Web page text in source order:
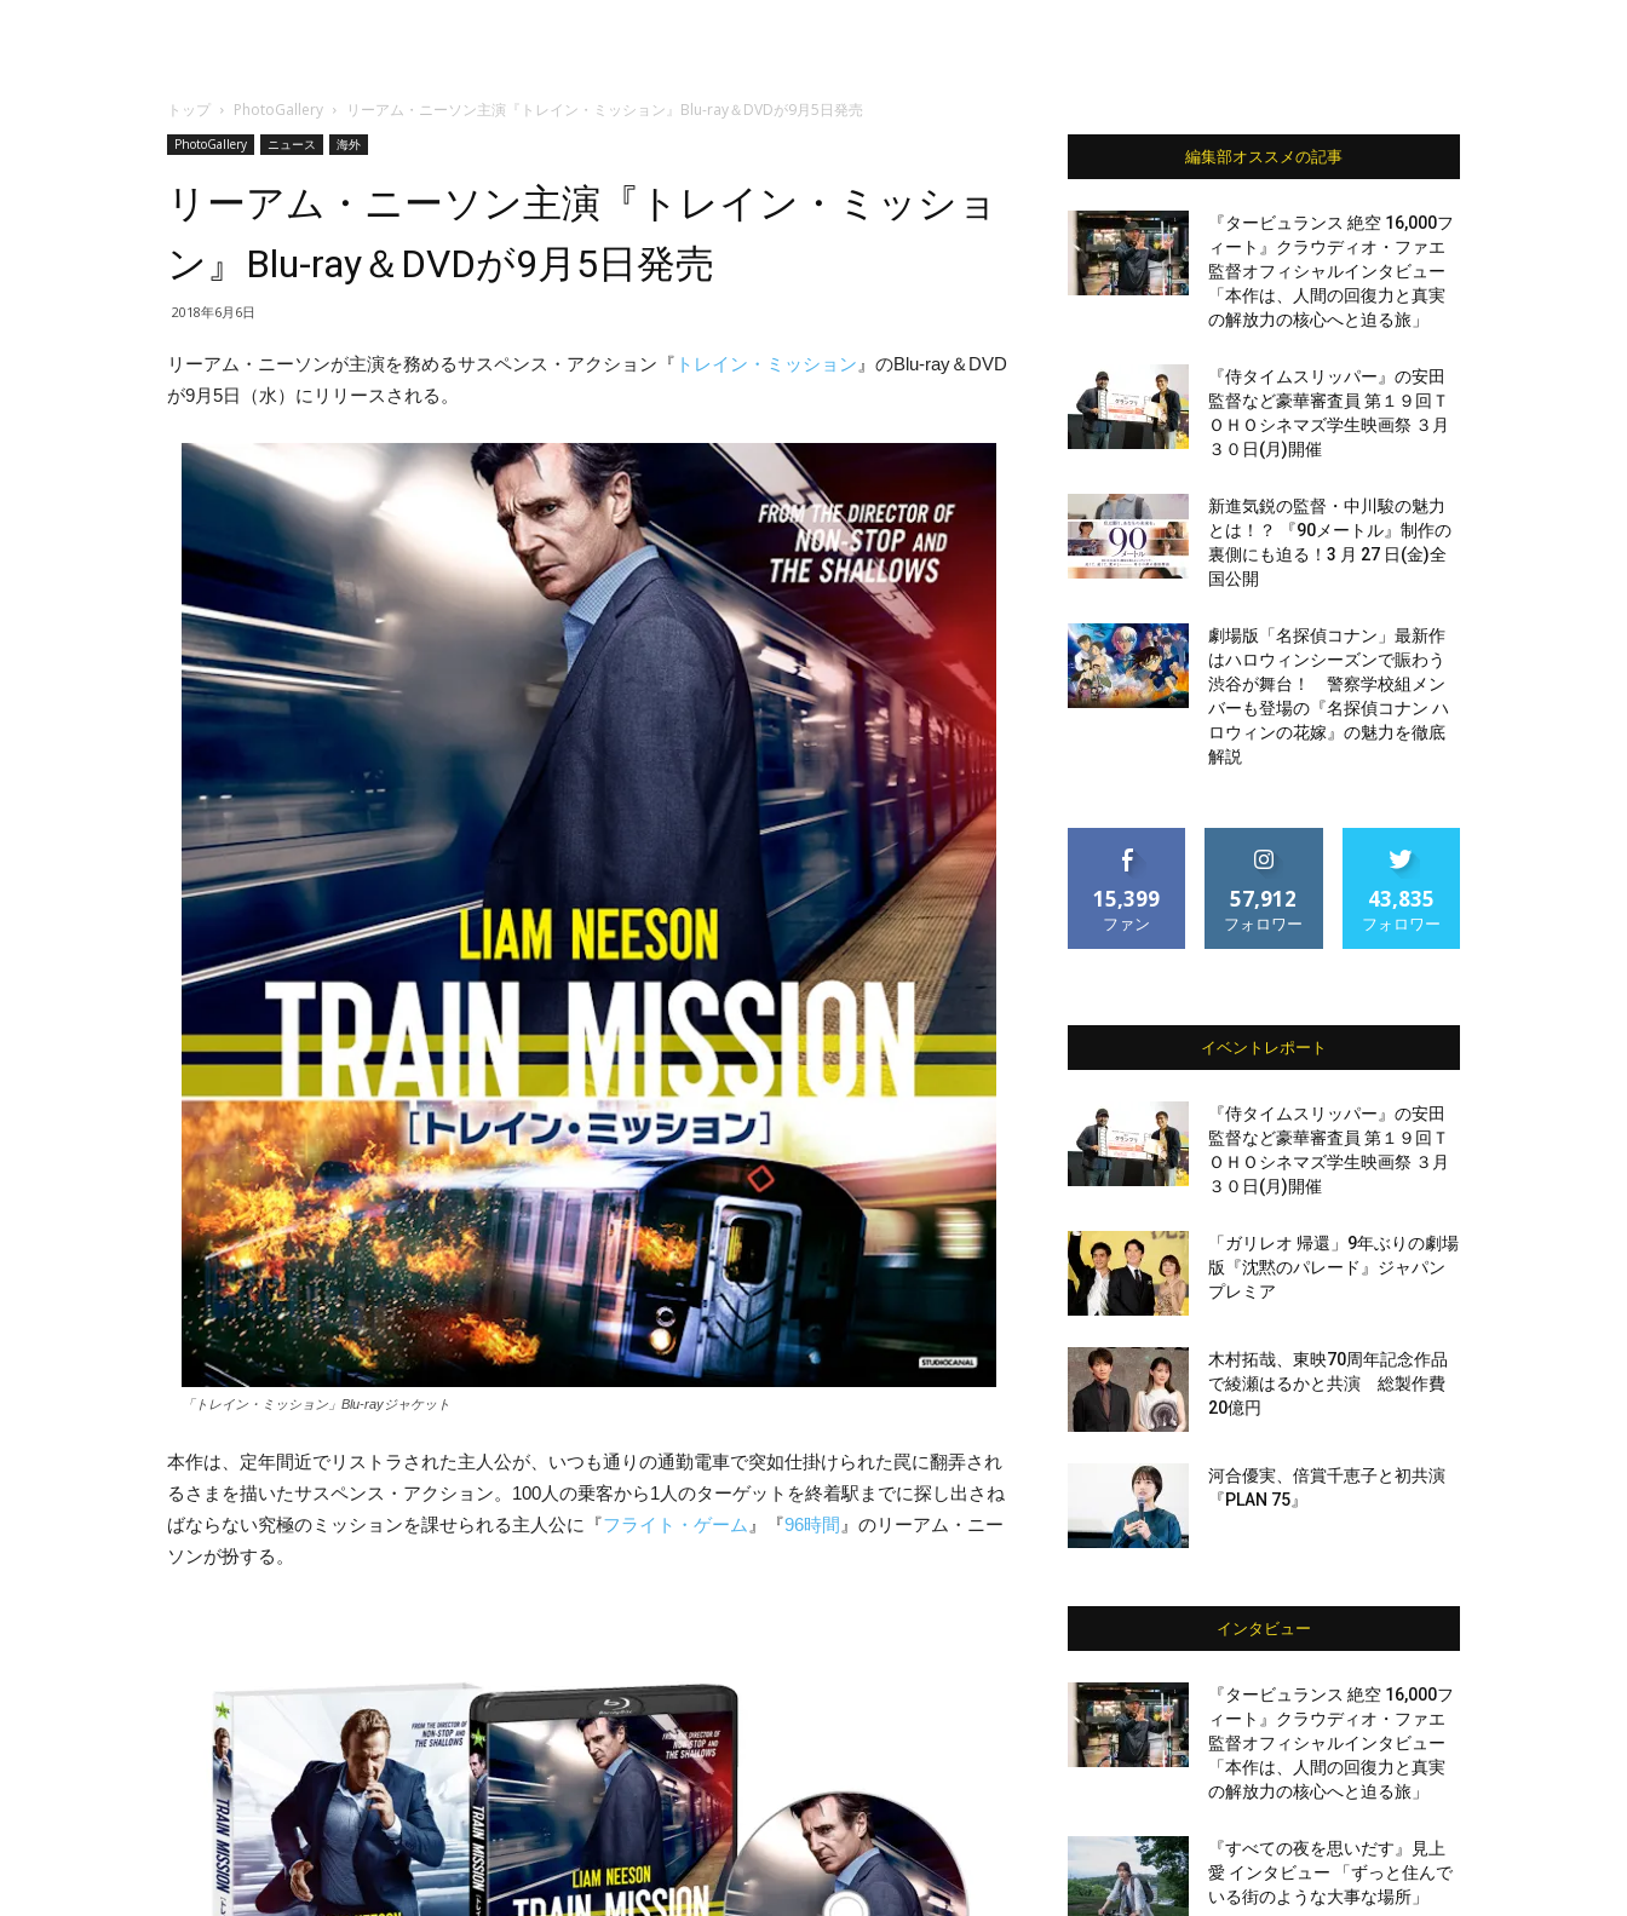
トップ PhotoGallery リーアム・ニーソン主演『トレイン・ミッション』Blu-ray＆DVDが9月5日発売
PhotoGallery ニュース 海外
リーアム・ニーソン主演『トレイン・ミッショ
ン』Blu-ray＆DVDが9月5日発売
2018年6月6日
リーアム・ニーソンが主演を務めるサスペンス・アクション『 トレイン・ミッション 』のBlu-ray＆DVD
が9月5日（水）にリリースされる。
「トレイン・ミッション」Blu-rayジャケット
本作は、定年間近でリストラされた主人公が、いつも通りの通勤電車で突如仕掛けられた罠に翻弄され
るさまを描いたサスペンス・アクション。100人の乗客から1人のターゲットを終着駅までに探し出さね
ばならない究極のミッションを課せられる主人公に
『フライト・ゲーム 』『96時間 』のリーアム・ニー
ソンが扮する。
編集部オススメの記事
『タービュランス 絶空 16,000フ
ィート』クラウディオ・ファエ
監督オフィシャルインタビュー
「本作は、人間の回復力と真実
の解放力の核心へと迫る旅」
『侍タイムスリッパー』の安田
監督など豪華審査員 第１９回Ｔ
ＯＨＯシネマズ学生映画祭 ３月
３０日(月)開催
新進気鋭の監督・中川駿の魅力
とは！？ 『90メートル』制作の
裏側にも迫る！3 月 27 日(金)全
国公開
劇場版「名探偵コナン」最新作
はハロウィンシーズンで賑わう
渋谷が舞台！ 警察学校組メン
バーも登場の『名探偵コナン ハ
ロウィンの花嫁』の魅力を徹底
解説
15,399
ファン
57,912
フォロワー
43,835
フォロワー
イベントレポート
『侍タイムスリッパー』の安田
監督など豪華審査員 第１９回Ｔ
ＯＨＯシネマズ学生映画祭 ３月
３０日(月)開催
「ガリレオ 帰還」9年ぶりの劇場
版『沈黙のパレード』ジャパン
プレミア
木村拓哉、東映70周年記念作品
で綾瀬はるかと共演 総製作費
20億円
河合優実、倍賞千恵子と初共演
『PLAN 75』
インタビュー
『タービュランス 絶空 16,000フ
ィート』クラウディオ・ファエ
監督オフィシャルインタビュー
「本作は、人間の回復力と真実
の解放力の核心へと迫る旅」
『すべての夜を思いだす』見上
愛 インタビュー 「ずっと住んで
いる街のような大事な場所」